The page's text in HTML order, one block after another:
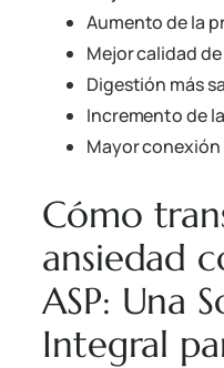
Aumento de la
Mejor calidad
Digestión más
Incremento de
Mayor
Cómo
ansiedad
ASP: Una
Integral